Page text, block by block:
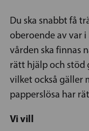
Du ska snabbt få
oberoende av var
vården ska finnas
rätt hjälp och stöd
vilket också gäller
papperslösa har
Vi vill